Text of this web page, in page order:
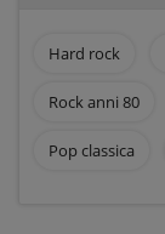
Hard rock
Rock anni 80
Pop classica